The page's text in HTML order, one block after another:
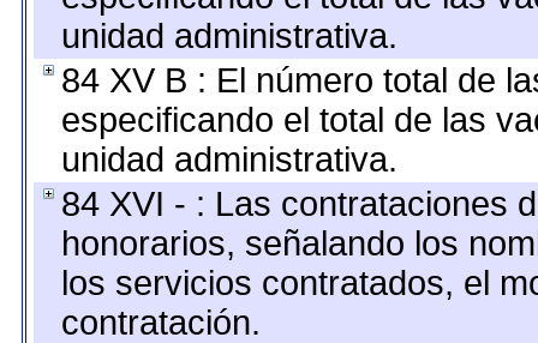
unidad administrativa.
84 XV B : El número total de
especificando el total de las
unidad administrativa.
84 XVI - : Las contrataciones
honorarios, señalando los
los servicios contratados, el
contratación.